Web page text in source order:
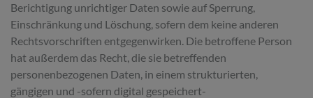
Berichtigung unrichtiger Daten sowie auf Sperrung,
Einschränkung und Löschung, sofern dem keine anderen
Rechtsvorschriften entgegenwirken. Die betroffene Person
hat außerdem das Recht, die sie betreffenden
personenbezogenen Daten, in einem strukturierten,
gängigen und -sofern digital gespeichert-